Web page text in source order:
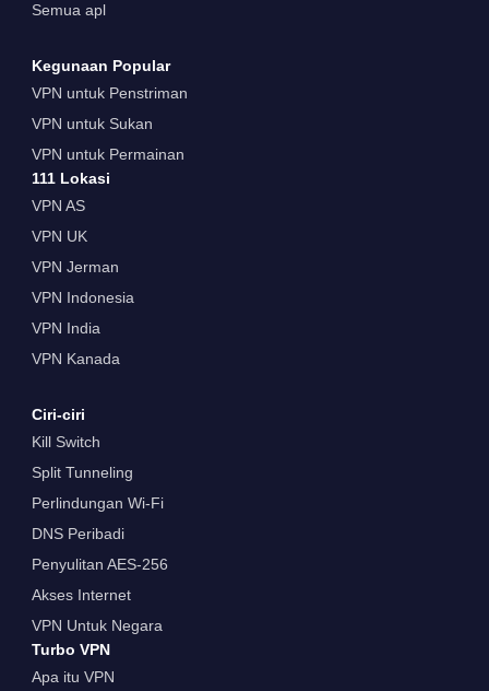
Semua apl
Kegunaan Popular
VPN untuk Penstriman
VPN untuk Sukan
VPN untuk Permainan
111 Lokasi
VPN AS
VPN UK
VPN Jerman
VPN Indonesia
VPN India
VPN Kanada
Ciri-ciri
Kill Switch
Split Tunneling
Perlindungan Wi-Fi
DNS Peribadi
Penyulitan AES-256
Akses Internet
VPN Untuk Negara
Turbo VPN
Apa itu VPN